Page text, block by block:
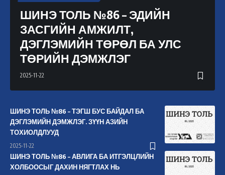
ШИНЭ ТОЛЬ №86 – ЭДИЙН
ЗАСГИЙН АМЖИЛТ,
ДЭГЛЭМИЙН ТӨРӨЛ БА УЛС
ТӨРИЙН ДЭМЖЛЭГ
2025-11-22
ШИНЭ ТОЛЬ №86 – ТЭГШ БУС БАЙДАЛ БА
ДЭГЛЭМИЙН ДЭМЖЛЭГ. ЗҮҮН АЗИЙН
ТОХИОЛДЛУУД
2025-11-22
ШИНЭ ТОЛЬ №86 – АВЛИГА БА ИТГЭЛЦЛИЙН
ХОЛБООСЫГ ДАХИН НЯГТЛАХ НЬ